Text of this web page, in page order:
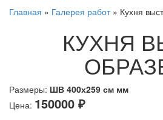
Главная » Галерея работ» Кухня
КУХНЯ
Размеры: ШВ 400х259 см мм
Цена: 150000 ₽